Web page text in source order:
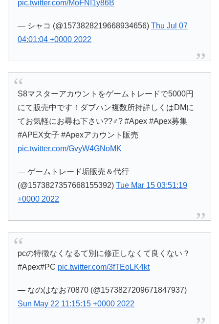
pic.twitter.com/MoFNI1y86B
— シャコ (@1573828219668934656)Thu Jul 07
04:01:04 +0000 2022
S8マスターアカウントをゲームトレードで5000円
にて販売中です！ダブハン複数所持詳しくはDMに
てお気軽にお尋ね下さい??♂? #Apex #Apex募集
#APEX女子 #Apexアカウント販売
pic.twitter.com/GvyW4GNoMK
— ゲームトレード垢販売＆代行
(@1573827357668155392)Tue Mar 15 03:51:19
+0000 2022
pcの特徴なくなるて別に修正しなくて良くない？
#Apex#PC pic.twitter.com/3fTEoLK4kt
— なのはなお70870 (@1573827209671847937)
Sun May 22 11:15:15 +0000 2022